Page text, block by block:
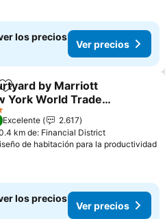
los precios
Ver precios
Añadir a favoritos
by Marriott
York World Trade
Area
Excelente
2.617
km de: Financial District
de habitación para la productividad
los precios
Ver precios